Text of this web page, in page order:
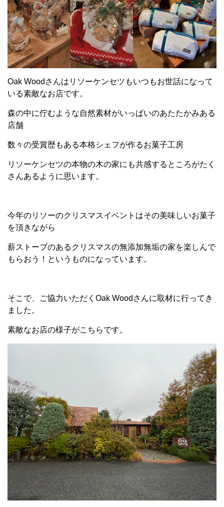
Oak Woodさんはリソーケンセツもいつもお世話になって
いる素敵なお店です。
森の中に佇むような自然素材がいっぱいのあたたかみある
店舗
数々の受賞歴もある本格シェフが作るお菓子工房
リソーケンセツの本物の木の家にも共感するところがたく
さんあるように思います。
今年のリソーのクリスマスイベントはその美味しいお菓子
を頂きながら
薪ストーブのあるクリスマスの無添加無垢の家を楽しんで
もらおう！というものになっています。
そこで、ご協力いただくOak Woodさんに取材に行ってき
ました。
素敵なお店の様子がこちらです。